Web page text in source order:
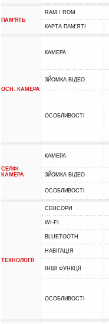
ПАМ'ЯТЬ
RAM / ROM
КАРТА ПАМ'ЯТІ
ОСН. КАМЕРА
КАМЕРА
ЗЙОМКА ВІДЕО
ОСОБЛИВОСТІ
СЕЛФІ
КАМЕРА
КАМЕРА
ЗЙОМКА ВІДЕО
ОСОБЛИВОСТІ
ТЕХНОЛОГІЇ
СЕНСОРИ
WI-FI
BLUETOOTH
НАВІГАЦІЯ
ІНШІ ФУНКЦІЇ
ОСОБЛИВОСТІ